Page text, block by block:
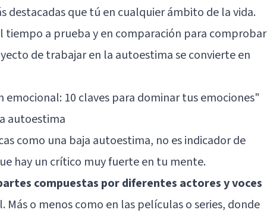
destacadas que tú en cualquier ámbito de la vida.
tiempo a prueba y en comparación para comprobar
de trabajar en la autoestima se convierte en
emocional: 10 claves para dominar tus emociones"
autoestima
como una baja autoestima, no es indicador de
hay un crítico muy fuerte en tu mente.
compuestas por diferentes actores y voces
Más o menos como en las películas o series, donde